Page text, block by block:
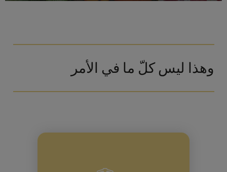
وهذا ليس كلّ ما في الأمر